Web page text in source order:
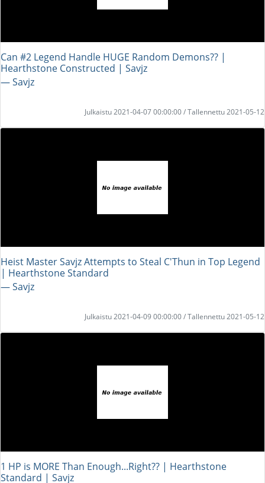
Can #2 Legend Handle HUGE Random Demons?? |
Hearthstone Constructed | Savjz
― Savjz
Julkaistu 2021-04-07 00:00:00 / Tallennettu 2021-05-12
Heist Master Savjz Attempts to Steal C'Thun in Top Legend
| Hearthstone Standard
― Savjz
Julkaistu 2021-04-09 00:00:00 / Tallennettu 2021-05-12
1 HP is MORE Than Enough...Right?? | Hearthstone
Standard | Savjz